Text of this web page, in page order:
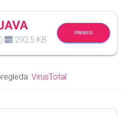
292,5 KB
PRENESI
VirusTotal